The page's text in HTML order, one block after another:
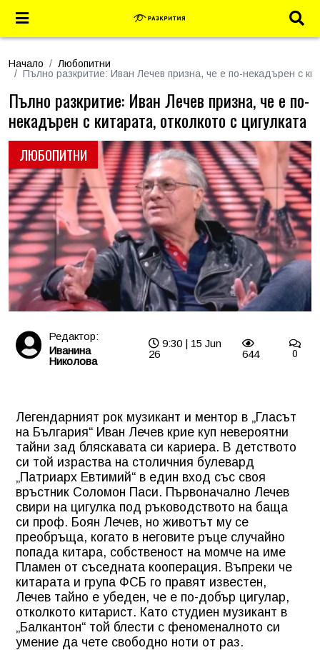
Начало
Любопитни
Пълно разкритие: Иван Лечев призна, че е по-некадърен с
ЛЮБОПИТНИ
Пълно разкритие: Иван Лечев призна, че е по-
некадърен с китарата, отколкото с цигулката
Редактор:
Иванина
Николова
9:30 | 15 Jun
26
644 0
Легендарният рок музикант и ментор в „Гласът
на България“ Иван Лечев крие куп невероятни
тайни зад бляскавата си кариера. В детството
си той израства на столичния булевард
„Патриарх Евтимий“ в един вход със своя
връстник Соломон Паси. Първоначално Лечев
свири на цигулка под ръководството на баща
си проф. Боян Лечев, но животът му се
преобръща, когато в неговите ръце случайно
попада китара, собственост на момче на име
Пламен от съседната кооперация. Въпреки че
китарата и група ФСБ го правят известен,
Лечев тайно е убеден, че е по-добър цигулар,
отколкото китарист. Като студиен музикант в
„Балкантон“ той блести с феноменалното си
умение да чете свободно ноти от раз.